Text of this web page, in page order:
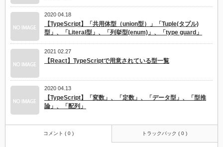
2020 04.18
【TypeScript】「共用体型（union型）」「Tuple(タプル)
型」、「Literal型」、「列挙型(enum)」、「type guard」
2021 02.27
【React】TypeScriptで用意されている型一覧
2020 04.13
【TypeScript】「変数」、「定数」、「データ型」、「型推
論」、「配列」
コメント ( 0 ) トラックバック ( 0 )